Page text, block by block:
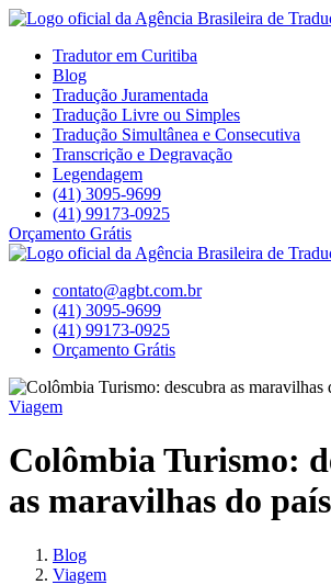
Tradutor em Curitiba
Blog
Tradução Juramentada
Tradução Livre ou Simples
Tradução Simultânea e Consecutiva
Transcrição e Degravação
Legendagem
(41) 3095-9699
(41) 99173-0925
Orçamento Grátis
contato@agbt.com.br
(41) 3095-9699
(41) 99173-0925
Orçamento Grátis
Viagem
Colômbia Turismo:
as maravilhas do país
Blog
Viagem